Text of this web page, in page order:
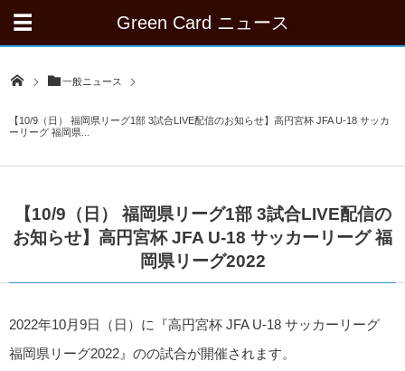
Green Card ニュース
一般ニュース
【10/9（日） 福岡県リーグ1部 3試合LIVE配信のお知らせ】高円宮杯 JFA U-18 サッカ
ーリーグ 福岡県...
【10/9（日） 福岡県リーグ1部 3試合LIVE配信の
お知らせ】高円宮杯 JFA U-18 サッカーリーグ 福
岡県リーグ2022
2022年10月9日（日）に『高円宮杯 JFA U-18 サッカーリーグ
福岡県リーグ2022』のの試合が開催されます。